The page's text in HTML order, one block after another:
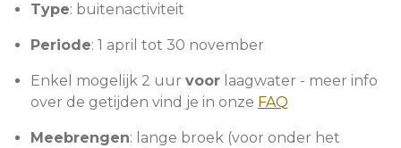
Type: buitenactiviteit
Periode: 1 april tot 30 november
Enkel mogelijk 2 uur voor laagwater - meer info
over de getijden vind je in onze FAQ
Meebrengen: lange broek (voor onder het